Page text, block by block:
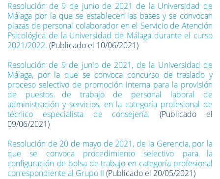
Resolución de 9 de junio de 2021 de la Universidad de
Málaga por la que se establecen las bases y se convocan
plazas de personal colaborador en el Servicio de Atención
Psicológica de la Universidad de Málaga durante el curso
2021/2022. (Publicado el 10/06/2021)
Resolución de 9 de junio de 2021, de la Universidad de
Málaga, por la que se convoca concurso de traslado y
proceso selectivo de promoción interna para la provisión
de puestos de trabajo de personal laboral de
administración y servicios, en la categoría profesional de
técnico especialista de consejería. (Publicado el
09/06/2021)
Resolución de 20 de mayo de 2021, de la Gerencia, por la
que se convoca procedimiento selectivo para la
configuración de bolsa de trabajo en categoría profesional
correspondiente al Grupo II (Publicado el 20/05/2021)